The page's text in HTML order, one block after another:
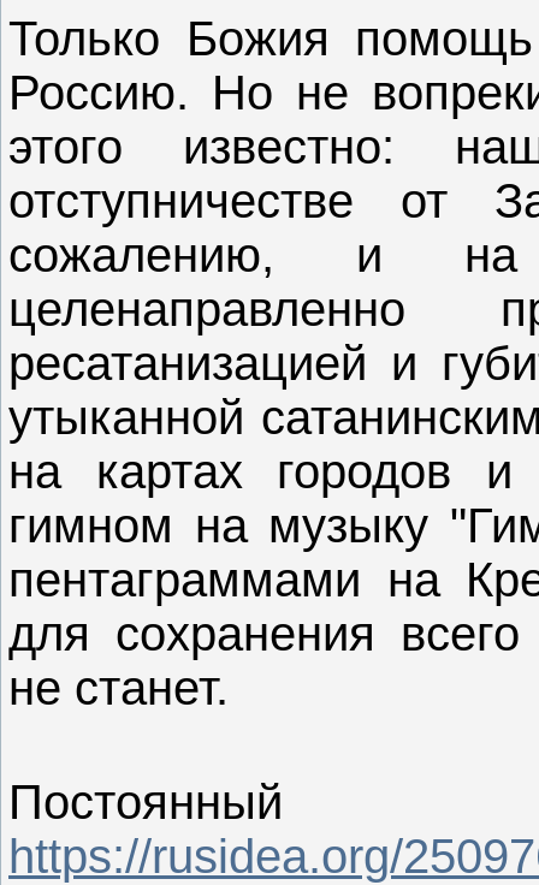
Только Божия
Россию. Но не
этого известно:
отступничестве
сожалению, и на
целенаправленно
ресатанизацией и
утыканной
на картах городов и
гимном на музыку
пентаграммами на
для сохранения всего
не станет.
Постоянный
https://rusidea.org/